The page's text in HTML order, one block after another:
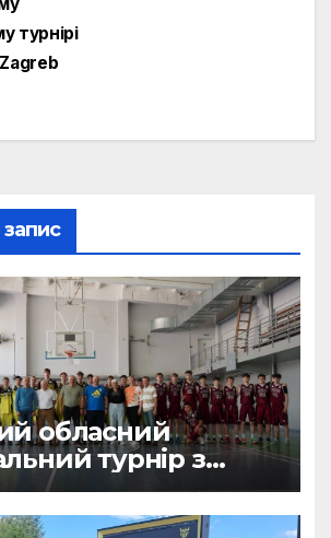
турнірі
запис
обласний
турнір з
пам’яті тренера